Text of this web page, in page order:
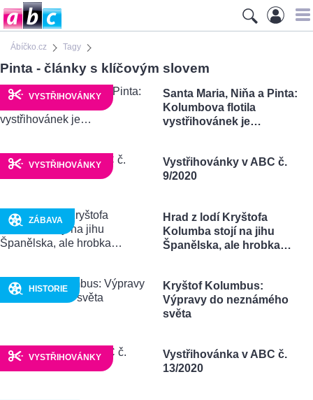
Ábíčko.cz Tagy
Pinta - články s klíčovým slovem
VYSTŘIHOVÁNKY
Santa Maria, Niňa a Pinta:
Kolumbova flotila
vystřihovánek je…
VYSTŘIHOVÁNKY
Vystřihovánky v ABC č.
9/2020
ZÁBAVA
Hrad z lodí Kryštofa
Kolumba stojí na jihu
Španělska, ale hrobka…
HISTORIE
Kryštof Kolumbus:
Výpravy do neznámého
světa
VYSTŘIHOVÁNKY
Vystřihovánka v ABC č.
13/2020